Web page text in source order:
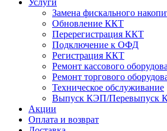
Услуги
Замена фискального
Обновление ККТ
Перерегистрация ККТ
Подключение к ОФД
Регистрация ККТ
Ремонт кассового
Ремонт торгового
Техническое обслуживание
Выпуск КЭП/Перевыпуск
Акции
Оплата и возврат